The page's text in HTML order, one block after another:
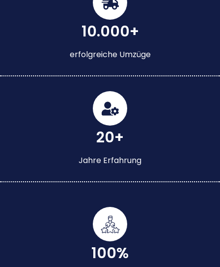
10.000+
erfolgreiche Umzüge
20+
Jahre Erfahrung
100%